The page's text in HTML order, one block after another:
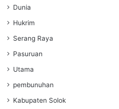
Dunia
Hukrim
Serang Raya
Pasuruan
Utama
pembunuhan
Kabupaten Solok